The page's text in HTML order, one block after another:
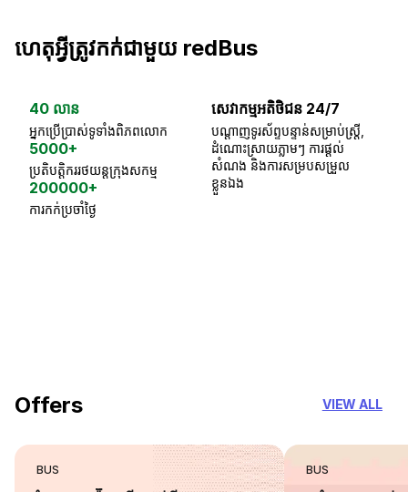
ហេតុអ្វីត្រូវកក់ជាមួយ redBus
40 លាន
អ្នកប្រើប្រាស់ទូទាំងពិភពលោក
5000+
ប្រតិបត្តិកររថយន្តក្រុងសកម្ម
200000+
ការកក់ប្រចាំថ្ងៃ
សេវាកម្មអតិថិជន 24/7
បណ្តាញទូរស័ព្ទបន្ទាន់សម្រាប់ស្ត្រី,
ដំណោះស្រាយភ្លាមៗ ការផ្តល់
សំណង និងការសម្របសម្រួល
ខ្លួនឯង
Offers VIEW ALL
BUS BUS